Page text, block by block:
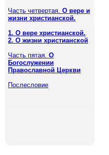
Часть четвертая. О вере и
жизни христианской.
1. О вере христианской.
2. О жизни христианской
Часть пятая. О
Богослужении
Православной Церкви
Послесловие